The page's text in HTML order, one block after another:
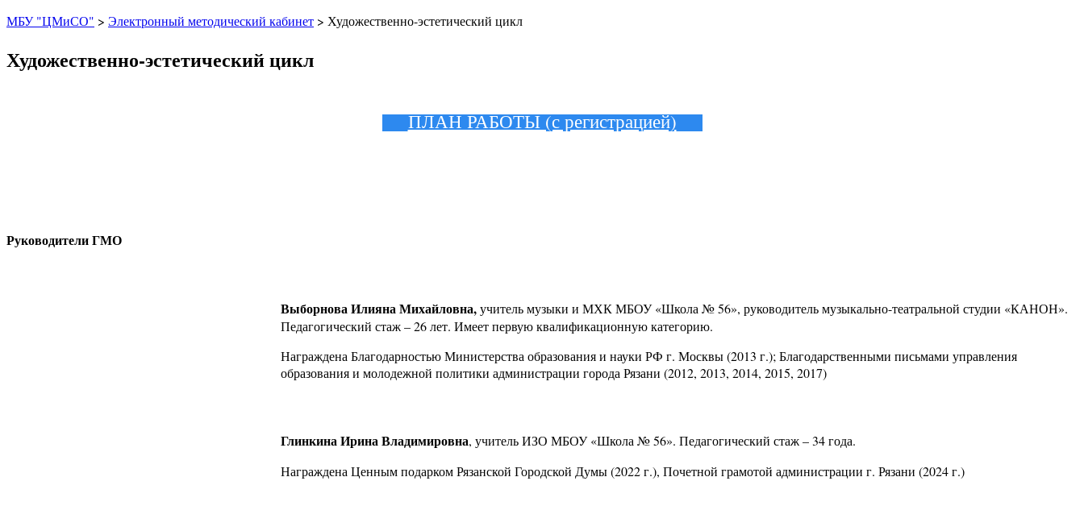
МБУ "ЦМиСО" > Электронный методический кабинет > Художественно-эстетический цикл
Художественно-эстетический цикл
ПЛАН РАБОТЫ (с регистрацией)
Руководители ГМО
Выборнова Илияна Михайловна,учитель музыки и МХК МБОУ «Школа № 56», руководитель музыкально-театральной студии «КАНОН».
Педагогический стаж – 26 лет. Имеет первую квалификационную категорию.
Награждена Благодарностью Министерства образования и науки РФ г. Москвы (2013 г.); Благодарственными письмами управления
образования и молодежной политики администрации города Рязани (2012, 2013, 2014, 2015, 2017)
Глинкина Ирина Владимировна, учитель ИЗО МБОУ «Школа № 56». Педагогический стаж – 34 года.
Награждена Ценным подарком Рязанской Городской Думы (2022 г.), Почетной грамотой администрации г. Рязани (2024 г.)